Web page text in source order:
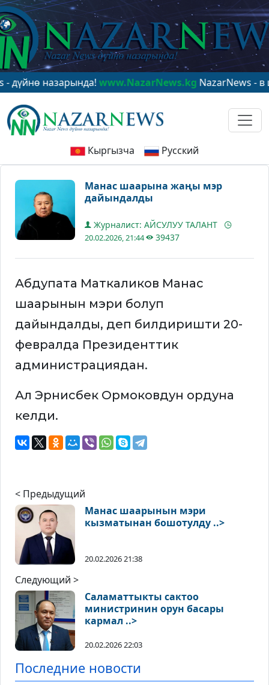
назарында!www.NazarNews.kgNazarNews - в
Кыргызча Русский
Манас шаарына жаңы мэр
дайындалды
Журналист: АЙСУЛУУ ТАЛАНТ
20.02.2026, 21:44 39437
Абдупата Маткаликов Манас
шаарынын мэри болуп
дайындалды, деп билдиришти 20-
февралда Президенттик
администрациядан.
Ал Эрнисбек Ормоковдун ордуна
келди.
< Предыдущий
Манас шаарынын мэри
кызматынан бошотулду ..>
20.02.2026 21:38
Следующий >
Саламаттыкты сактоо
министринин орун басары
кармал ..>
20.02.2026 22:03
Последние новости